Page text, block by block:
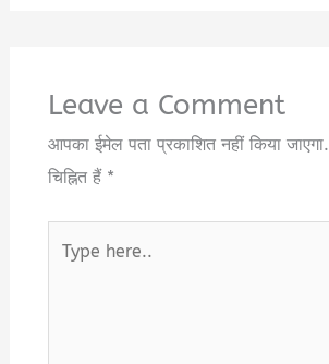
Leave a Comment
आपका ईमेल पता प्रकाशित नहीं किया जाएगा.
चिह्नित हैं *
here..